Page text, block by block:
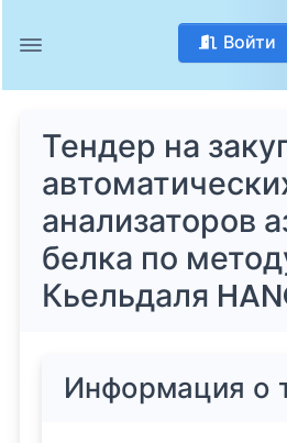
Войти
Тендер на
анализаторов
белка по
Кьельдаля
Информация о